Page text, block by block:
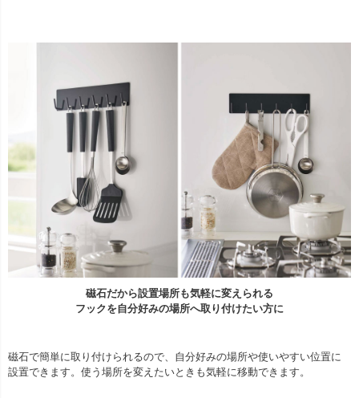
磁石だから設置場所も気軽に変えられる
フックを自分好みの場所へ取り付けたい方に
磁石で簡単に取り付けられるので、自分好みの場所や使いやすい位置に
設置できます。使う場所を変えたいときも気軽に移動できます。